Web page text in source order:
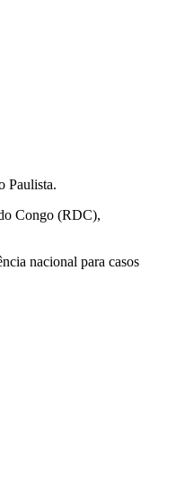
Paulista.
Congo (RDC),
nacional para casos